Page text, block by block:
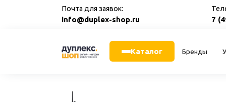
Почта для заявок:
info@duplex-shop.ru 7
Каталог Бренды